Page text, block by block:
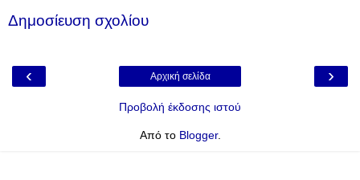
Δημοσίευση σχολίου
‹ ›
Αρχική σελίδα
Προβολή έκδοσης ιστού
Από το Blogger.